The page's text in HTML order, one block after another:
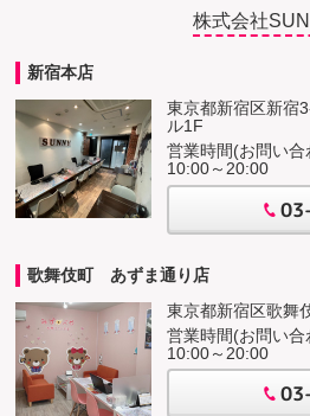
株式会社
新宿本店
東京都新宿区新宿
ル1F
営業時間(お問い合
10:00～20:00
歌舞伎町 あずま通り店
東京都新宿区歌舞
営業時間(お問い合
10:00～20:00